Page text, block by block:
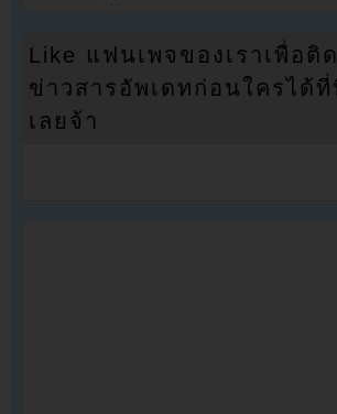
Like แฟนเพจของเราเพื่อติ
ข่าวสารอัพเดทก่อนใครได้ที่
เลยจ้า